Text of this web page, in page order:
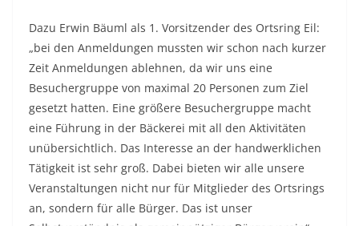
Dazu Erwin Bäuml als 1. Vorsitzender des Ortsring Eil:
„bei den Anmeldungen mussten wir schon nach kurzer
Zeit Anmeldungen ablehnen, da wir uns eine
Besuchergruppe von maximal 20 Personen zum Ziel
gesetzt hatten. Eine größere Besuchergruppe macht
eine Führung in der Bäckerei mit all den Aktivitäten
unübersichtlich. Das Interesse an der handwerklichen
Tätigkeit ist sehr groß. Dabei bieten wir alle unsere
Veranstaltungen nicht nur für Mitglieder des Ortsrings
an, sondern für alle Bürger. Das ist unser